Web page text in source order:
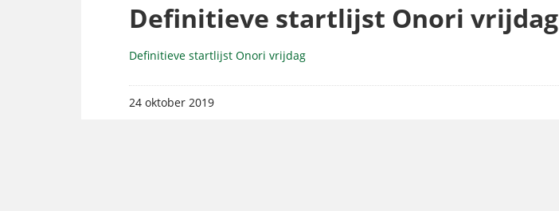
Definitieve startlijst Onori vrijdag
Definitieve startlijst Onori vrijdag
24 oktober 2019